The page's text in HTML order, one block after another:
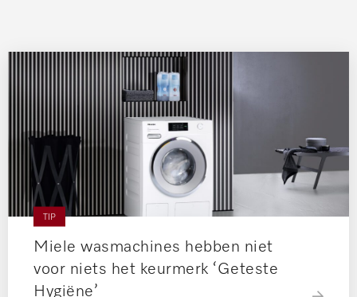
TIP
Miele wasmachines hebben niet
voor niets het keurmerk ‘Geteste
Hygiëne’